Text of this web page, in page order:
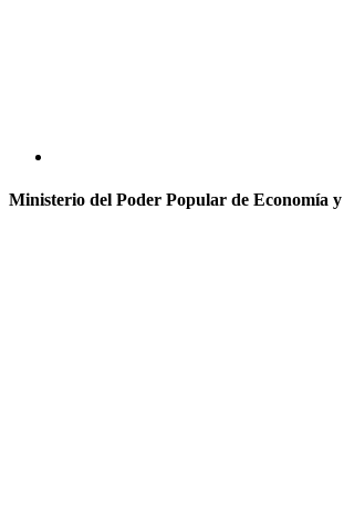
Ministerio del Poder Popular de Economía